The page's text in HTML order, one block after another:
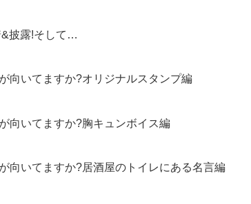
&披露!そして…
向いてますか?オリジナルスタンプ編
向いてますか?胸キュンボイス編
向いてますか?居酒屋のトイレにある名⾔編